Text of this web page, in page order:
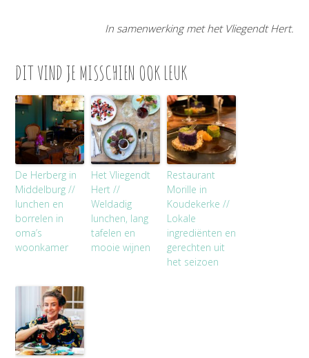
In samenwerking met het Vliegendt Hert.
DIT VIND JE MISSCHIEN OOK LEUK
De Herberg in
Middelburg //
lunchen en
borrelen in
oma’s
woonkamer
Het Vliegendt
Hert //
Weldadig
lunchen, lang
tafelen en
mooie wijnen
Restaurant
Morille in
Koudekerke //
Lokale
ingrediënten en
gerechten uit
het seizoen